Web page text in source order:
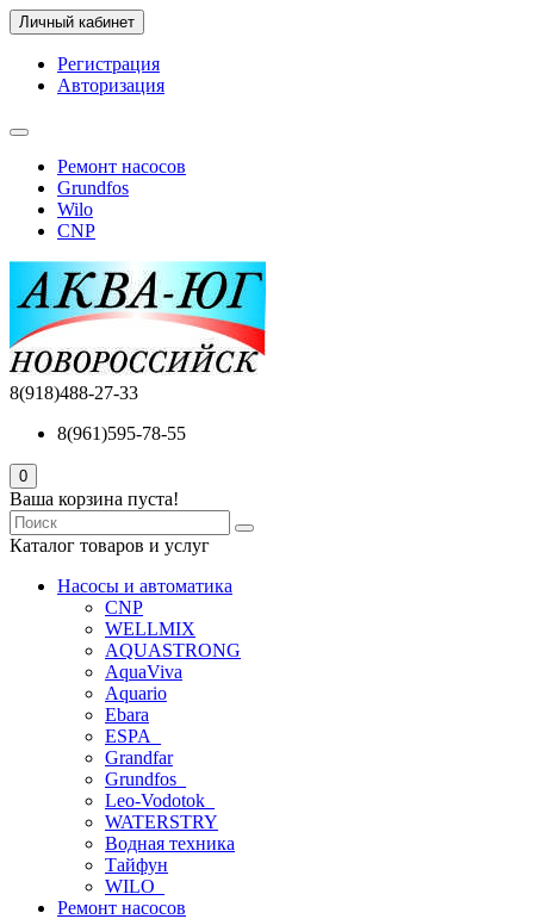
Личный кабинет
Регистрация
Авторизация
Ремонт насосов
Grundfos
Wilo
CNP
8(918)488-27-33
8(961)595-78-55
0
Ваша корзина пуста!
Каталог товаров и услуг
Насосы и автоматика
CNP
WELLMIX
AQUASTRONG
AquaViva
Aquario
Ebara
ESPA_
Grandfar
Grundfos_
Leo-Vodotok_
WATERSTRY
Водная техника
Тайфун
WILO_
Ремонт насосов